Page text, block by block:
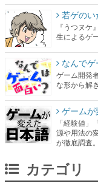
若ゲの
『うつヌ
生によるゲ
なんでゲ
ゲーム開発
な形から解
ゲーム
「経験値
源や用法の
が徹底調査。
カテゴリ